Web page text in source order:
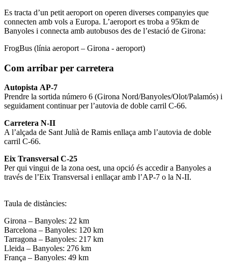
Es tracta d’un petit aeroport on operen diverses companyies que
connecten amb vols a Europa. L’aeroport es troba a 95km de
Banyoles i connecta amb autobusos des de l’estació de Girona:
FrogBus (línia aeroport – Girona - aeroport)
Com arribar per carretera
Autopista AP-7
Prendre la sortida número 6 (Girona Nord/Banyoles/Olot/Palamós) i
seguidament continuar per l’autovia de doble carril C-66.
Carretera N-II
A l’alçada de Sant Julià de Ramis enllaça amb l’autovia de doble
carril C-66.
Eix Transversal C-25
Per qui vingui de la zona oest, una opció és accedir a Banyoles a
través de l’Eix Transversal i enllaçar amb l’AP-7 o la N-II.
Taula de distàncies:
Girona – Banyoles: 22 km
Barcelona – Banyoles: 120 km
Tarragona – Banyoles: 217 km
Lleida – Banyoles: 276 km
França – Banyoles: 49 km